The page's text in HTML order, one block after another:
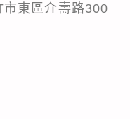
東區介壽路300